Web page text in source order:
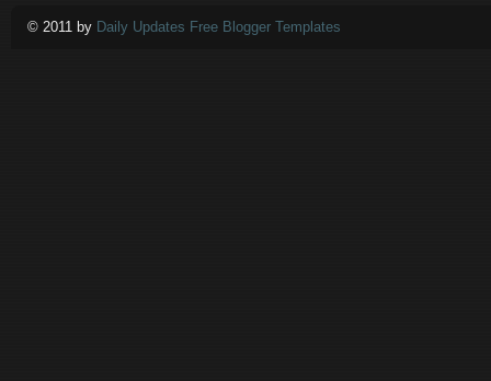
© 2011 by Daily Updates Free Blogger Templates